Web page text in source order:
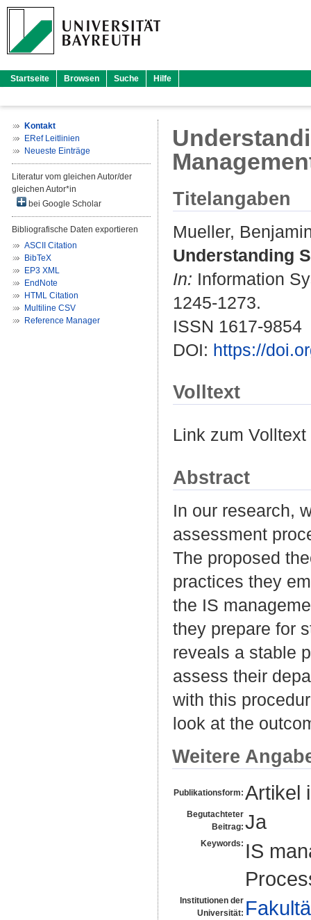
Startseite Browsen Suche Hilfe
Kontakt
ERef Leitlinien
Neueste Einträge
Literatur vom gleichen Autor/der
gleichen Autor*in
bei Google Scholar
Bibliografische Daten exportieren
ASCII Citation
BibTeX
EP3 XML
EndNote
HTML Citation
Multiline CSV
Reference Manager
Titelangaben
Mueller,
Understanding
In: Information
1245-1273.
ISSN 1617-9854
DOI: https://
Volltext
Link zum
Abstract
In our research,
assessment
The proposed
practices they
the IS
they prepare for
reveals a stable
assess their
with this
look at the
Weitere
Publikationsform: Artikel
Begutachteter
Beitrag: Ja
Keywords: IS
Institutionen der
Universität: